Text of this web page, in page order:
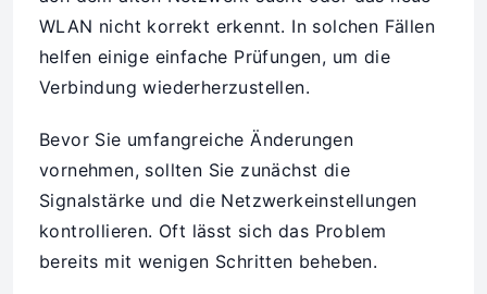
WLAN nicht korrekt erkennt. In solchen Fällen
helfen einige einfache Prüfungen, um die
Verbindung wiederherzustellen.
Bevor Sie umfangreiche Änderungen
vornehmen, sollten Sie zunächst die
Signalstärke und die Netzwerkeinstellungen
kontrollieren. Oft lässt sich das Problem
bereits mit wenigen Schritten beheben.